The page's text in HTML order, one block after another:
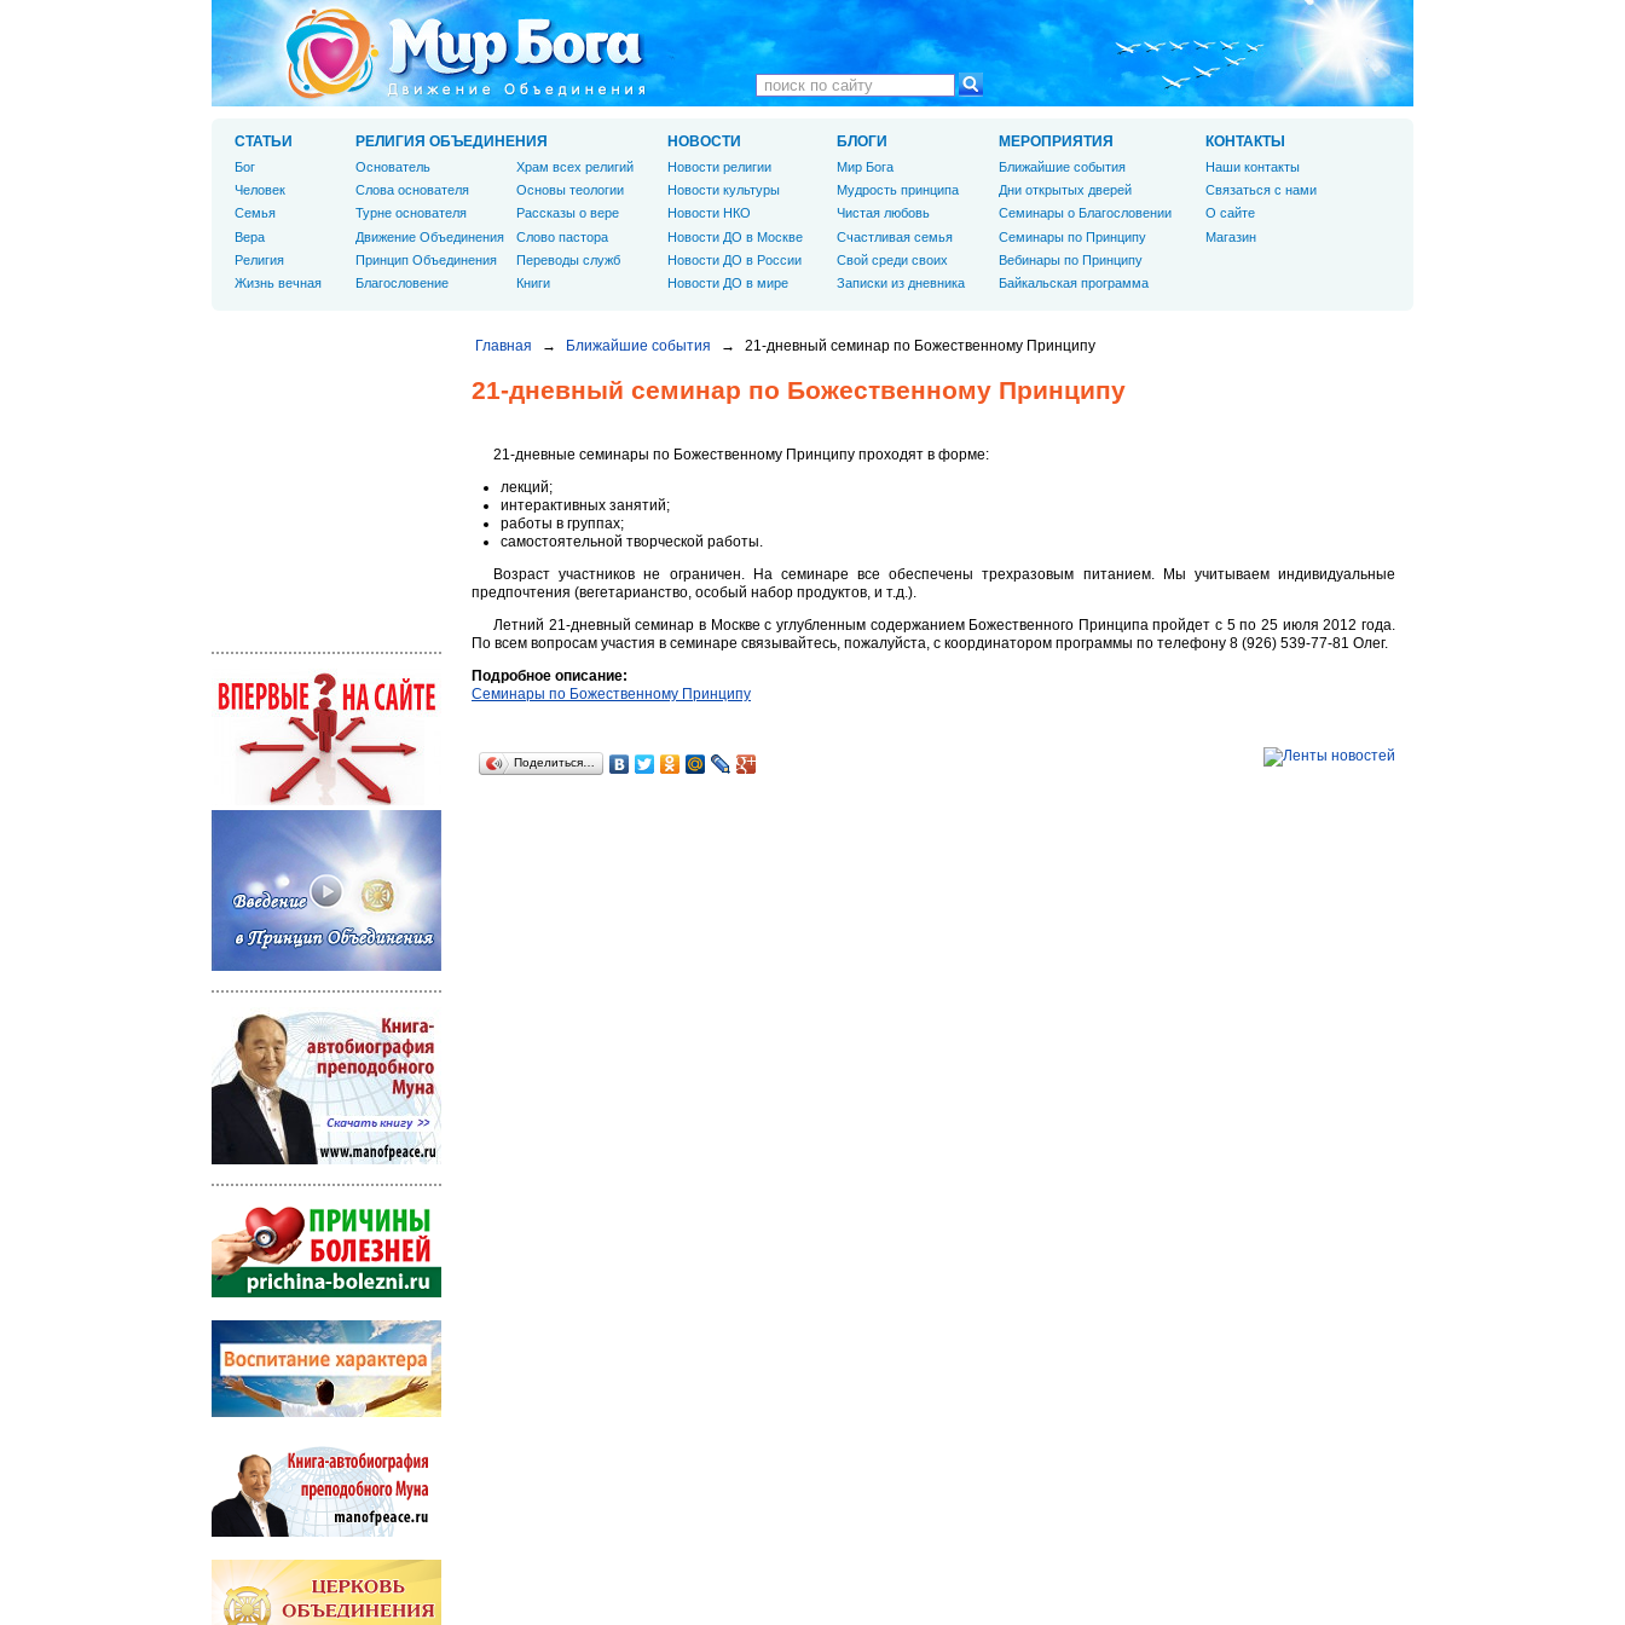
Главная → Ближайшие события → 21-дневный семинар по Божественному Принципу
21-дневный семинар по Божественному Принципу
21-дневные семинары по Божественному Принципу проходят в форме:
лекций;
интерактивных занятий;
работы в группах;
самостоятельной творческой работы.
Возраст участников не ограничен. На семинаре все обеспечены трехразовым питанием. Мы учитываем индивидуальные
предпочтения (вегетарианство, особый набор продуктов, и т.д.).
Летний 21-дневный семинар в Москве с углубленным содержанием Божественного Принципа пройдет с 5 по 25 июля 2012 года.
По всем вопросам участия в семинаре связывайтесь, пожалуйста, с координатором программы по телефону 8 (926) 539-77-81 Олег.
Подробное описание:
Семинары по Божественному Принципу
Поделиться…
СТАТЬИ
Бог
Человек
Cемья
Вера
Религия
Жизнь вечная
РЕЛИГИЯ ОБЪЕДИНЕНИЯ
Основатель
Слова основателя
Турне основателя
Движение Объединения
Принцип Объединения
Благословение
Храм всех религий
Основы теологии
Рассказы о вере
Слово пастора
Переводы служб
Книги
НОВОСТИ
Новости религии
Новости культуры
Новости НКО
Новости ДО в Москве
Новости ДО в России
Новости ДО в мире
БЛОГИ
Мир Бога
Мудрость принципа
Чистая любовь
Счастливая семья
Свой среди своих
Записки из дневника
МЕРОПРИЯТИЯ
Ближайшие события
Дни открытых дверей
Семинары о Благословении
Семинары по Принципу
Вебинары по Принципу
Байкальская программа
КОНТАКТЫ
Наши контакты
Связаться с нами
О сайте
Магазин